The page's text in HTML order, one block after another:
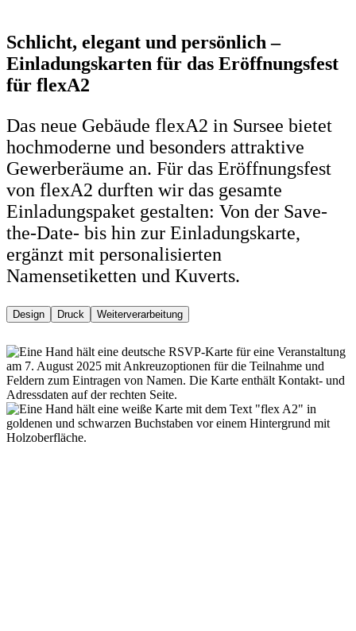
Schlicht, elegant und persönlich –
Einladungskarten für das Eröffnungsfest
für flexA2
Das neue Gebäude flexA2 in Sursee bietet
hochmoderne und besonders attraktive
Gewerberäume an. Für das Eröffnungsfest
von flexA2 durften wir das gesamte
Einladungspaket gestalten: Von der Save-
the-Date- bis hin zur Einladungskarte,
ergänzt mit personalisierten
Namensetiketten und Kuverts.
Design Druck Weiterverarbeitung